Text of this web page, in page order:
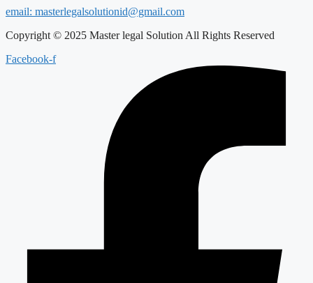
email: masterlegalsolutionid@gmail.com
Copyright © 2025 Master legal Solution All Rights Reserved
Facebook-f